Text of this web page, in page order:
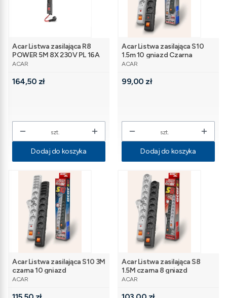
Acar Listwa zasilająca R8
POWER 5M 8X 230V PL 16A
PRODUCENT
ACAR
Cena
164,50 zł
szt.
Dodaj do koszyka
Acar Listwa zasilająca S10
1.5m 10 gniazd Czarna
PRODUCENT
ACAR
Cena
99,00 zł
szt.
Dodaj do koszyka
Acar Listwa zasilająca S10 3M
czarna 10 gniazd
PRODUCENT
ACAR
Acar Listwa zasilająca S8
1.5M czarna 8 gniazd
PRODUCENT
ACAR